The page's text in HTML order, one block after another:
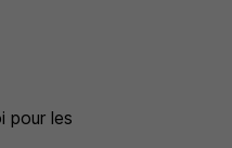
pour les